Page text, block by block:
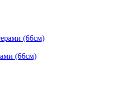
(66см)